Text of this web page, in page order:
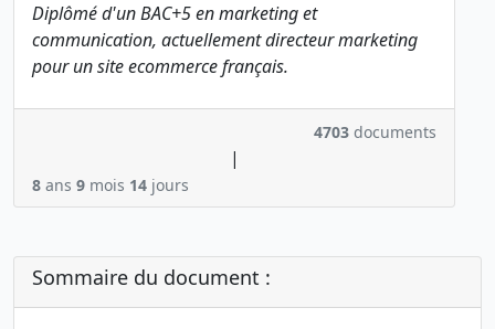
Diplômé d'un BAC+5 en marketing et
communication, actuellement directeur marketing
pour un site ecommerce français.
4703 documents
|
8 ans 9 mois 14 jours
Sommaire du document :